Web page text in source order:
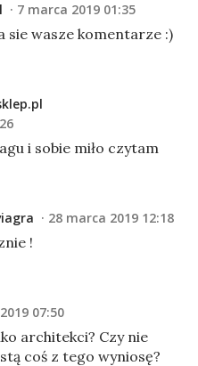
7 marca 2019 01:35
sie wasze komentarze :)
i sobie miło czytam
28 marca 2019 12:18
!
07:50
architekci? Czy nie
coś z tego wyniosę?